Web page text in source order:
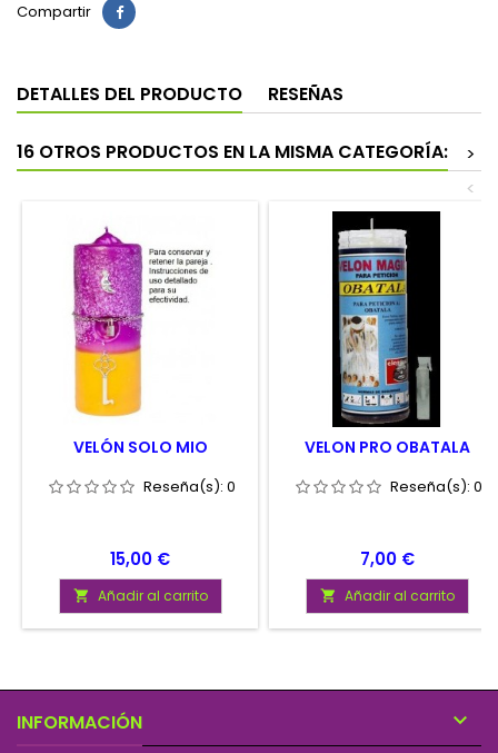
Compartir
DETALLES DEL PRODUCTO RESEÑAS
16 OTROS PRODUCTOS EN LA MISMA CATEGORÍA:
>
<
VELÓN SOLO MIO
Reseña(s): 0
Precio
15,00 €
 Añadir al carrito
VELON PRO OBATALA
Reseña(s): 0
Precio
7,00 €
 Añadir al carrito
INFORMACIÓN 